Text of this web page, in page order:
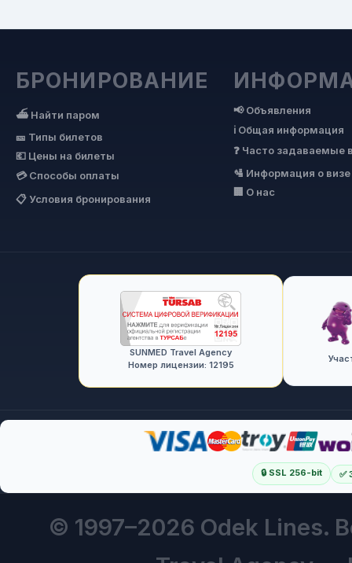
БРОНИРОВАНИЕ
⛴ Найти паром
🎫 Типы билетов
💶 Цены на билеты
💳 Способы оплаты
📋 Условия бронирования
📢 Объявления
ℹ Общая информация
❓ Часто задаваемые
🛂 Информация о визе
🏢 О нас
SUNMED Travel Agency
Номер лицензии: 12195
🔒 SSL 256-bit ✅
© 1997–2026 Odek Lines.